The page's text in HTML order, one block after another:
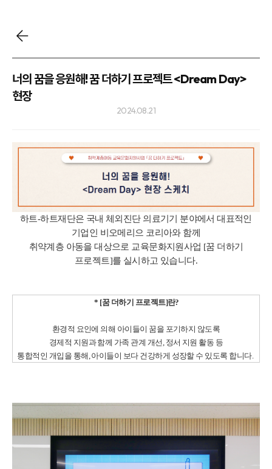
너의 꿈을 응원해! 꿈 더하기 프로젝트 <Dream Day>
현장
2024.08.21
하트-하트재단은 국내 체외진단 의료기기 분야에서 대표적인
기업인 비오메리으 코리아와 함께
취약계층 아동을 대상으로 교육문화지원사업 [꿈 더하기
프로젝트]를 실시하고 있습니다.
* [꿈 더하기 프로젝트]란?
환경적 요인에 의해 아이들이 꿈을 포기하지 않도록
경제적 지원과 함께 가족 관계 개선, 정서 지원 활동 등
통합적인 개입을 통해, 아이들이 보다 건강하게 성장할 수 있도록 합니다.